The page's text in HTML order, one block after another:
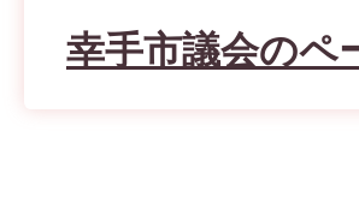
幸手市議会のペ